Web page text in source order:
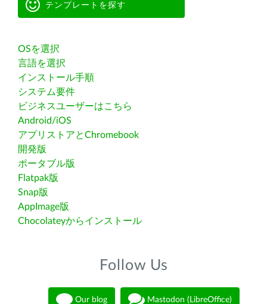
テンプレートを探す
OSを選択
言語を選択
インストール手順
システム要件
ビジネスユーザーはこちら
Android/iOS
アプリストアとChromebook
開発版
ポータブル版
Flatpak版
Snap版
AppImage版
Chocolateyからインストール
Follow Us
Our blog Mastodon (LibreOffice)